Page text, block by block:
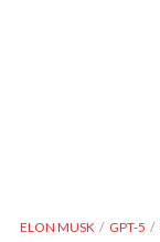
ELON MUSK GPT-5